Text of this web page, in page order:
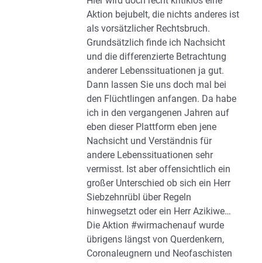
Aktion bejubelt, die nichts anderes ist
als vorsätzlicher Rechtsbruch.
Grundsätzlich finde ich Nachsicht
und die differenzierte Betrachtung
anderer Lebenssituationen ja gut.
Dann lassen Sie uns doch mal bei
den Flüchtlingen anfangen. Da habe
ich in den vergangenen Jahren auf
eben dieser Plattform eben jene
Nachsicht und Verständnis für
andere Lebenssituationen sehr
vermisst. Ist aber offensichtlich ein
großer Unterschied ob sich ein Herr
Siebzehnrübl über Regeln
hinwegsetzt oder ein Herr Azikiwe…
Die Aktion #wirmachenauf wurde
übrigens längst von Querdenkern,
Coronaleugnern und Neofaschisten